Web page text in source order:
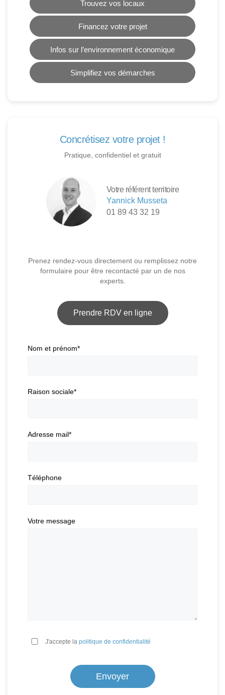
Trouvez vos locaux
Financez votre projet
Infos sur l’environnement économique
Simplifiez vos démarches
Concrétisez votre projet !
Pratique, confidentiel et gratuit
Votre référent territoire
Yannick Musseta
01 89 43 32 19
Prenez rendez-vous directement ou remplissez notre
formulaire pour être recontacté par un de nos
experts.
Prendre RDV en ligne
Nom et prénom*
Raison sociale*
Adresse mail*
Téléphone
Votre message
J'accepte la politique de confidentialité